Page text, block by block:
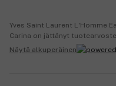
Yves Saint Laurent L'Homme
Carina on jättänyt
Näytä alkuperäinen